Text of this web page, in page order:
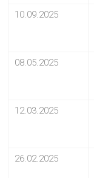
10.09.2025
08.05.2025
12.03.2025
26.02.2025